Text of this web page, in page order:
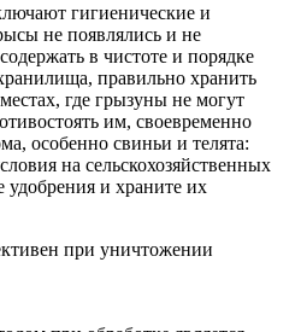
гигиенические и
не появлялись и не
в чистоте и порядке
правильно хранить
где грызуны не могут
им, своевременно
особенно свиньи и телята:
на сельскохозяйственных
удобрения и храните их
при уничтожении